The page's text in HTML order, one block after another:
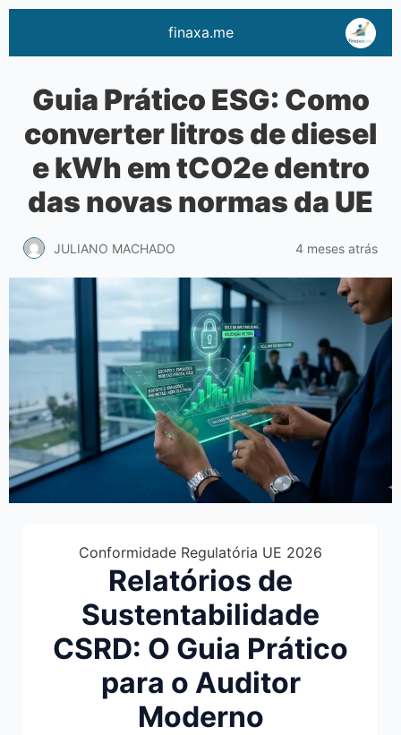
finaxa.me
Guia Prático ESG: Como
converter litros de diesel
e kWh em tCO2e dentro
das novas normas da UE
JULIANO MACHADO 4 meses atrás
Conformidade Regulatória UE 2026
Relatórios de
Sustentabilidade
CSRD: O Guia Prático
para o Auditor
Moderno